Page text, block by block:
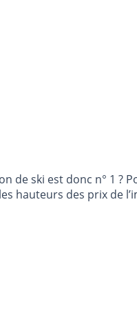
de ski est donc n° 1 ?
hauteurs des prix de